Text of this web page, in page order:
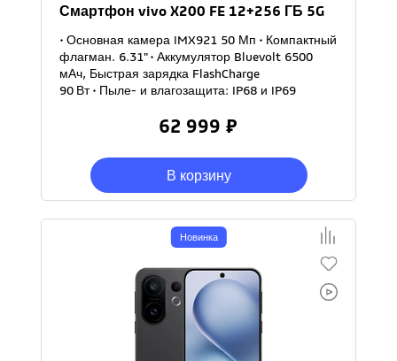
Смартфон vivo X200 FE 12+256 ГБ 5G
• Основная камера IMX921 50 Мп • Компактный
флагман. 6.31" • Аккумулятор Bluevolt 6500
мАч, Быстрая зарядка FlashCharge
90 Вт • Пыле- и влагозащита: IP68 и IP69
62 999 ₽
В корзину
Новинка